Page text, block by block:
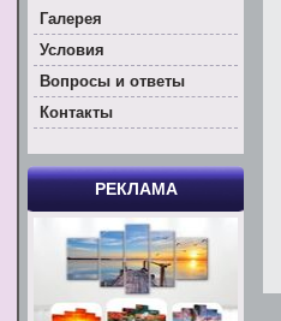
Галерея
Условия
Вoпросы и ответы
Контакты
РЕКЛАМА